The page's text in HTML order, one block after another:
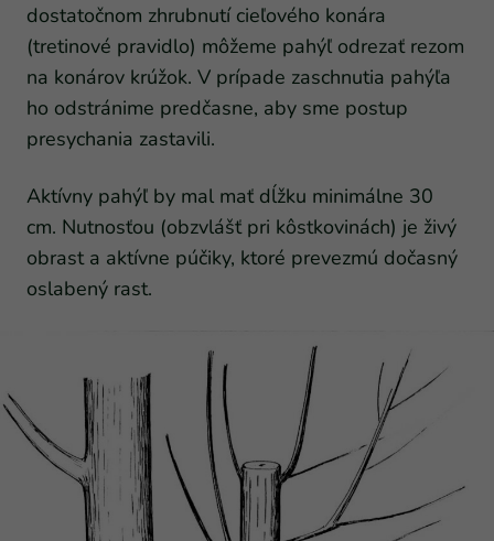
dostatočnom zhrubnutí cieľového konára
(tretinové pravidlo) môžeme pahýľ odrezať rezom
na konárov krúžok. V prípade zaschnutia pahýľa
ho odstránime predčasne, aby sme postup
presychania zastavili.
Aktívny pahýľ by mal mať dĺžku minimálne 30
cm. Nutnosťou (obzvlášť pri kôstkovinách) je živý
obrast a aktívne púčiky, ktoré prevezmú dočasný
oslabený rast.